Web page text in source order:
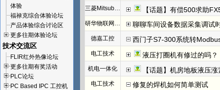
体验
福禄克综合体验论坛
产品体验综合讨论区
更多往期体验论坛
技术交流区
FLIR红外热像论坛
更多往期有奖活动
PLC论坛
PC Based IPC 工控机
三菱Mitsubishi 【话题】有偿500求助
研华物联网论坛 聊聊车间设备数据采集调试
德嘉工控 西门子S7-300系统转
电工技术 液压打圈机有修过的吗？
机电一体化 【话题】机房地板液压
电工技术 修复的焊机如何简单测试